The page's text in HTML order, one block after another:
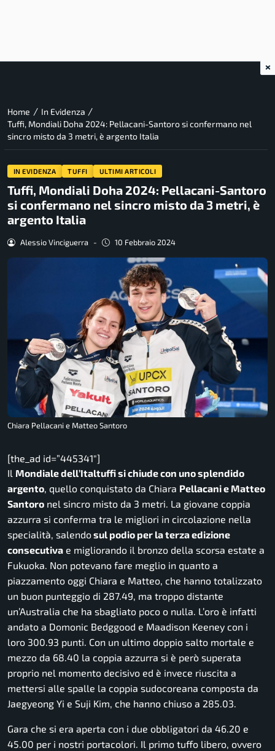
Home / In Evidenza /
Tuffi, Mondiali Doha 2024: Pellacani-Santoro si confermano nel
sincro misto da 3 metri, è argento Italia
IN EVIDENZA TUFFI ULTIMI ARTICOLI
Tuffi, Mondiali Doha 2024: Pellacani-Santoro
si confermano nel sincro misto da 3 metri, è
argento Italia
Alessio Vinciguerra - 10 Febbraio 2024
Chiara Pellacani e Matteo Santoro
[the_ad id=”445341″]
Il Mondiale dell’Italtuffi si chiude con uno splendido
argento, quello conquistato da Chiara Pellacani e Matteo
Santoro nel sincro misto da 3 metri. La giovane coppia
azzurra si conferma tra le migliori in circolazione nella
specialità, salendosul podio per la terza edizione
consecutiva e migliorando il bronzo della scorsa estate a
Fukuoka. Non potevano fare meglio in quanto a
piazzamento oggi Chiara e Matteo, che hanno totalizzato
un buon punteggio di 287.49, ma troppo distante
un’Australia che ha sbagliato poco o nulla. L’oro è infatti
andato a Domonic Bedggood e Maadison Keeney con i
loro 300.93 punti. Con un ultimo doppio salto mortale e
mezzo da 68.40 la coppia azzurra si è però superata
proprio nel momento decisivo ed è invece riuscita a
mettersi alle spalle la coppia sudocoreana composta da
Jaegyeong Yi e Suji Kim, che hanno chiuso a 285.03.
Gara che si era aperta con i due obbligatori da 46.20 e
45.00 per i nostri portacolori. Il primo tuffo libero, ovvero
×